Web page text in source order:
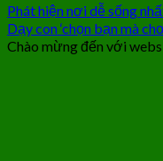
Phát hiện nơi dễ sống
Dạy con ‘chọn bạn mà
Chào mừng đến với